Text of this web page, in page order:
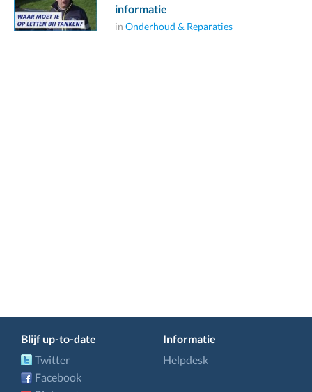
informatie
in Onderhoud & Reparaties
Blijf up-to-date
Twitter
Facebook
Informatie
Helpdesk